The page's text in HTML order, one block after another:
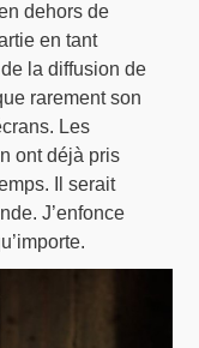
dehors de
en tant
la diffusion de
rarement son
Les
ont déjà pris
Il serait
J’enfonce